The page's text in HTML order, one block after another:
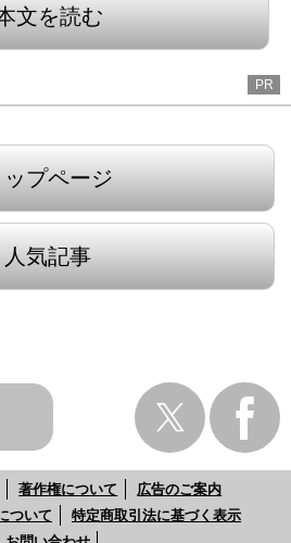
文を読む
PR
ップページ
人気記事
著作権について
広告のご案内
ついて
特定商取引法に基づく表示